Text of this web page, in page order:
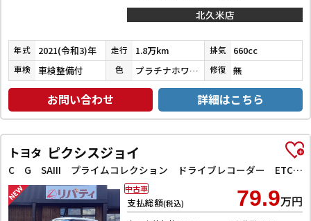
北久米店
年式 2021(令和3)年 走行 1.8万km 排気 660cc
車検 車検整備付 色 プラチナホワイトパール 修復 無
お問い合わせ 詳細はこちら
トヨタ ピクシスジョイ
C G SAIII プライムコレクション ドライブレコーダー ETC バックカメラ ナビ TV クリアランスソナー 衝突被害軽減システム オートマチックハイビーム オートライト スマートキー アイドリングストップ 電動格納ミラー
支払総額(税込) 79.9万円
中古車